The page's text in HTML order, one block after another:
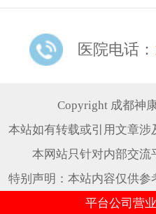
医院电话：
Copyright 成都神
本站如有转载或引用文章
本网站只针对内部交流
特别声明：本站内容仅供参
平台公司营